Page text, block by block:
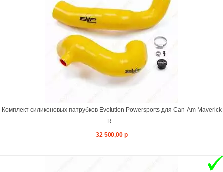
Комплект силиконовых патрубков Evolution Powersports для Can-Am Maverick
R...
32 500,00 р